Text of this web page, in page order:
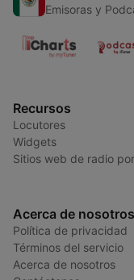
Emisoras y
Recursos
Locutores
Widgets
Sitios web de radio
Acerca de
Política de privacidad
Términos del servicio
Acerca de nosotros